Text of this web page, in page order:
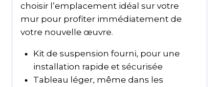
choisir l’emplacement idéal sur votre
mur pour profiter immédiatement de
votre nouvelle œuvre.
Kit de suspension fourni, pour une
installation rapide et sécurisée
Tableau léger, même dans les